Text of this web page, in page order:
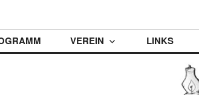
VEREIN LINKS